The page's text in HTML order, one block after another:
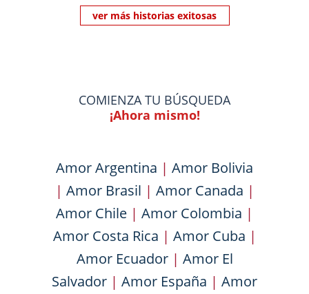
ver más historias exitosas
COMIENZA TU BÚSQUEDA
¡Ahora mismo!
Amor Argentina | Amor Bolivia
| Amor Brasil | Amor Canada |
Amor Chile | Amor Colombia |
Amor Costa Rica | Amor Cuba |
Amor Ecuador| Amor El
Salvador | Amor España | Amor